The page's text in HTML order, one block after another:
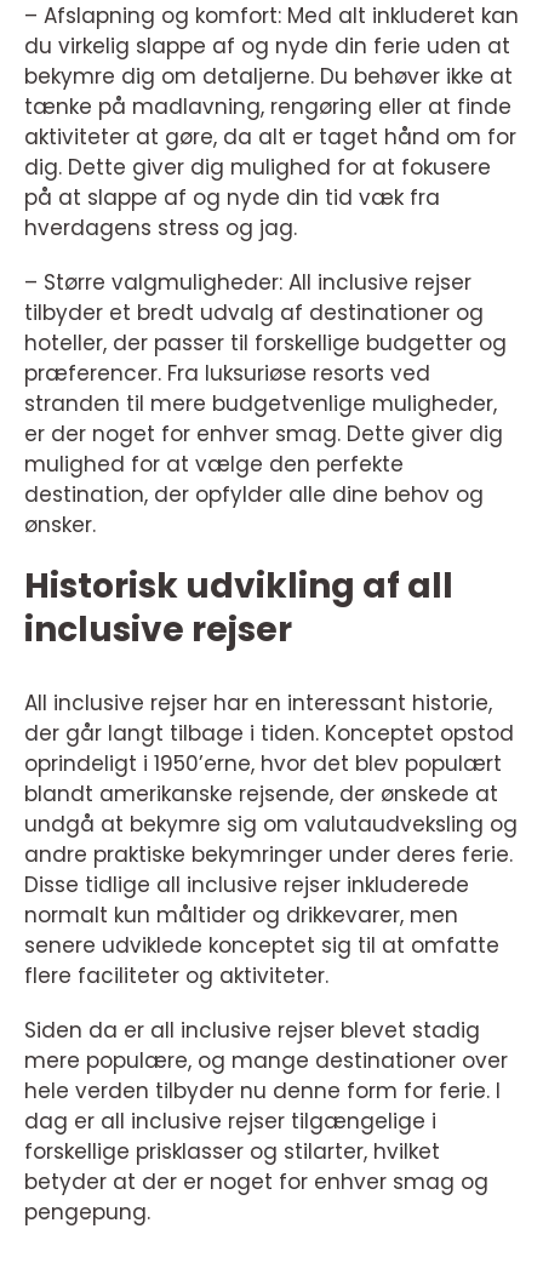
– Afslapning og komfort: Med alt inkluderet kan
du virkelig slappe af og nyde din ferie uden at
bekymre dig om detaljerne. Du behøver ikke at
tænke på madlavning, rengøring eller at finde
aktiviteter at gøre, da alt er taget hånd om for
dig. Dette giver dig mulighed for at fokusere
på at slappe af og nyde din tid væk fra
hverdagens stress og jag.
– Større valgmuligheder: All inclusive rejser
tilbyder et bredt udvalg af destinationer og
hoteller, der passer til forskellige budgetter og
præferencer. Fra luksuriøse resorts ved
stranden til mere budgetvenlige muligheder,
er der noget for enhver smag. Dette giver dig
mulighed for at vælge den perfekte
destination, der opfylder alle dine behov og
ønsker.
Historisk udvikling af all
inclusive rejser
All inclusive rejser har en interessant historie,
der går langt tilbage i tiden. Konceptet opstod
oprindeligt i 1950’erne, hvor det blev populært
blandt amerikanske rejsende, der ønskede at
undgå at bekymre sig om valutaudveksling og
andre praktiske bekymringer under deres ferie.
Disse tidlige all inclusive rejser inkluderede
normalt kun måltider og drikkevarer, men
senere udviklede konceptet sig til at omfatte
flere faciliteter og aktiviteter.
Siden da er all inclusive rejser blevet stadig
mere populære, og mange destinationer over
hele verden tilbyder nu denne form for ferie. I
dag er all inclusive rejser tilgængelige i
forskellige prisklasser og stilarter, hvilket
betyder at der er noget for enhver smag og
pengepung.